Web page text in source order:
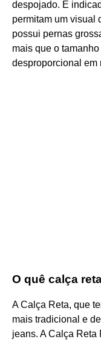
despojado. É
permitam um visual
possui pernas
mais que o
desproporcional em
O quê calça
A Calça Reta, que
mais tradicional e
jeans. A Calça Reta